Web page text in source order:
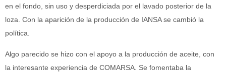
en el fondo, sin uso y desperdiciada por el lavado posterior de la
loza. Con la aparición de la producción de IANSA se cambió la
política.
Algo parecido se hizo con el apoyo a la producción de aceite, con
la interesante experiencia de COMARSA. Se fomentaba la